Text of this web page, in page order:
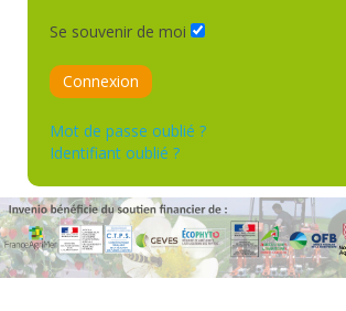
Se souvenir de moi
Connexion
Mot de passe oublié ?
Identifiant oublié ?